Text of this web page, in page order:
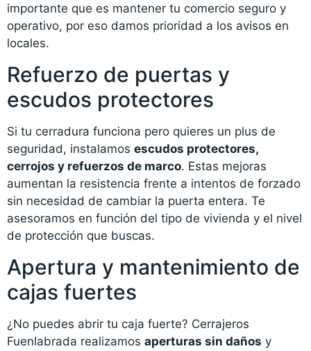
importante que es mantener tu comercio seguro y
operativo, por eso damos prioridad a los avisos en
locales.
Refuerzo de puertas y
escudos protectores
Si tu cerradura funciona pero quieres un plus de
seguridad, instalamos escudos protectores,
cerrojos y refuerzos de marco. Estas mejoras
aumentan la resistencia frente a intentos de forzado
sin necesidad de cambiar la puerta entera. Te
asesoramos en función del tipo de vivienda y el nivel
de protección que buscas.
Apertura y mantenimiento de
cajas fuertes
¿No puedes abrir tu caja fuerte? Cerrajeros
Fuenlabrada realizamos aperturas sin daños y